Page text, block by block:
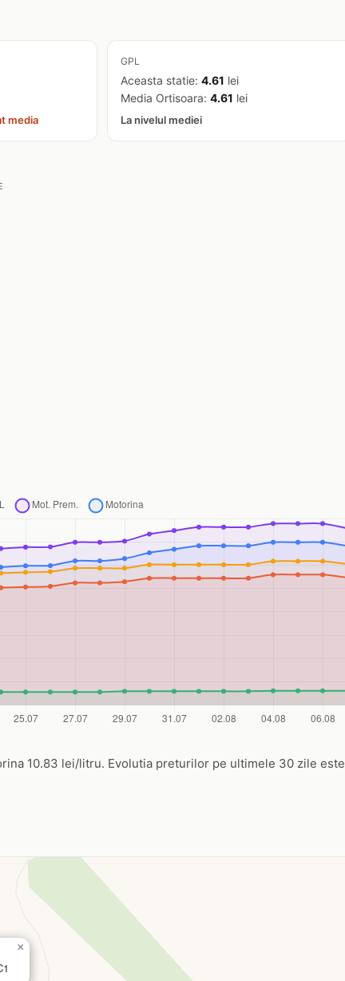
media
GPL
Aceasta statie: 4.61 lei
Media Ortisoara: 4.61 lei
La nivelul mediei
10.83 lei/litru. Evolutia preturilor pe ultimele 30 zile este
×